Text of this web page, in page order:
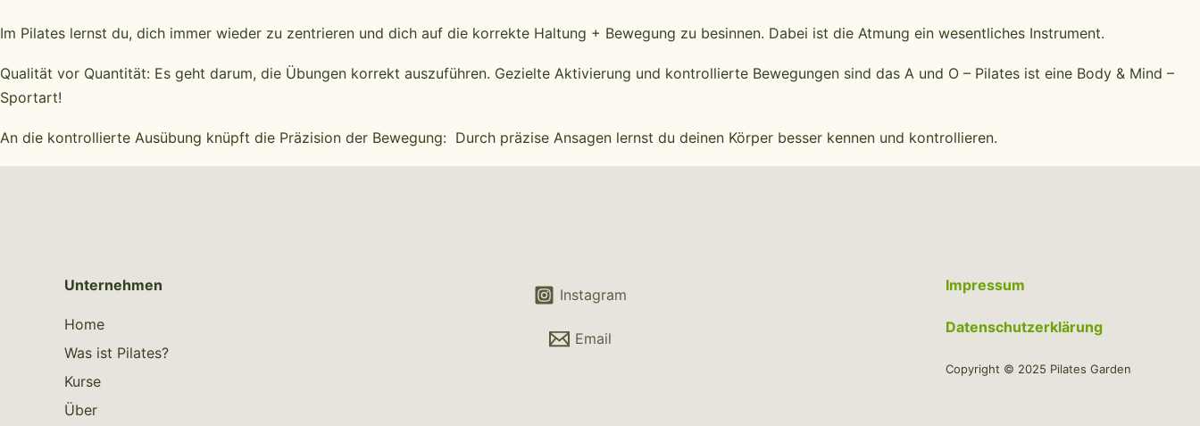
Im Pilates lernst du, dich immer wieder zu zentrieren und dich auf die korrekte Haltung + Bewegung zu besinnen. Dabei ist die Atmung ein wesentliches Instrument.
Qualität vor Quantität: Es geht darum, die Übungen korrekt auszuführen. Gezielte Aktivierung und kontrollierte Bewegungen sind das A und O – Pilates ist eine Body & Mind –
Sportart!
An die kontrollierte Ausübung knüpft die Präzision der Bewegung: Durch präzise Ansagen lernst du deinen Körper besser kennen und kontrollieren.
Unternehmen
Home
Was ist Pilates?
Kurse
Über
Instagram
Email
Impressum
Datenschutzerklärung
Copyright © 2025 Pilates Garden